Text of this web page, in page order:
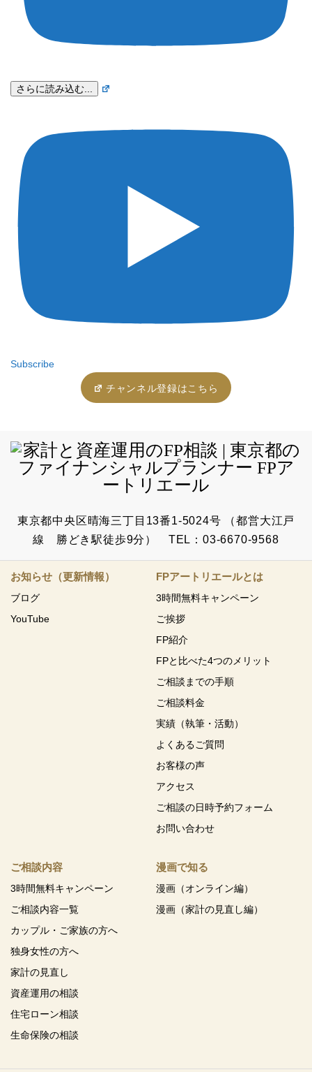
さらに読み込む...
Subscribe
チャンネル登録はこちら
東京都中央区晴海三丁目13番1-5024号 （都営大江戸
線 勝どき駅徒歩9分） TEL：03-6670-9568
お知らせ（更新情報）
ブログ
YouTube
FPアートリエールとは
3時間無料キャンペーン
ご挨拶
FP紹介
FPと比べた4つのメリット
ご相談までの手順
ご相談料金
実績（執筆・活動）
よくあるご質問
お客様の声
アクセス
ご相談の日時予約フォーム
お問い合わせ
ご相談内容
3時間無料キャンペーン
ご相談内容一覧
カップル・ご家族の方へ
独身女性の方へ
家計の見直し
資産運用の相談
住宅ローン相談
生命保険の相談
漫画で知る
漫画（オンライン編）
漫画（家計の見直し編）